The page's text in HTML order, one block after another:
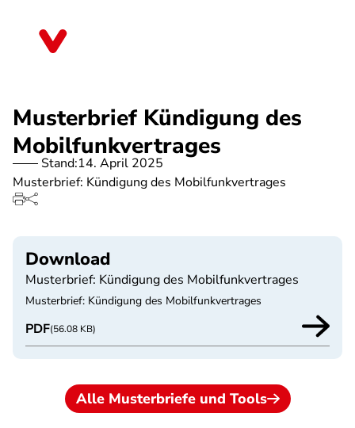
Musterbrief Kündigung des
Mobilfunkvertrages
Stand:14. April 2025
Musterbrief: Kündigung des Mobilfunkvertrages
Download
Musterbrief: Kündigung des Mobilfunkvertrages
Musterbrief: Kündigung des Mobilfunkvertrages
PDF(56.08 KB)
Alle Musterbriefe und Tools